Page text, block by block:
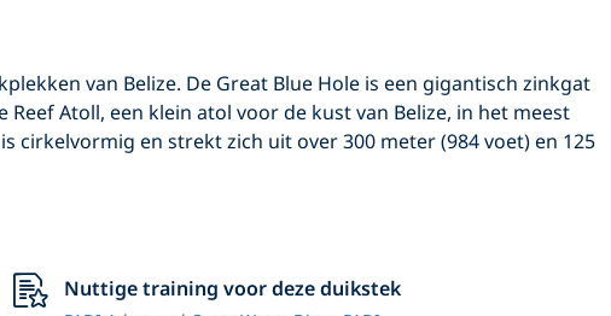
van Belize. De Great Blue Hole is een gigantisch zinkgat
Atoll, een klein atol voor de kust van Belize, in het meest
cirkelvormig en strekt zich uit over 300 meter (984 voet) en 125
Nuttige training voor deze duikstek